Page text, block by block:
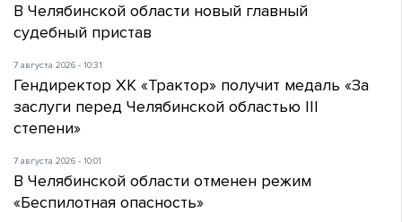
В Челябинской области новый главный
судебный пристав
7 августа 2026 - 10:31
Гендиректор ХК «Трактор» получит медаль «За
заслуги перед Челябинской областью III
степени»
7 августа 2026 - 10:01
В Челябинской области отменен режим
«Беспилотная опасность»